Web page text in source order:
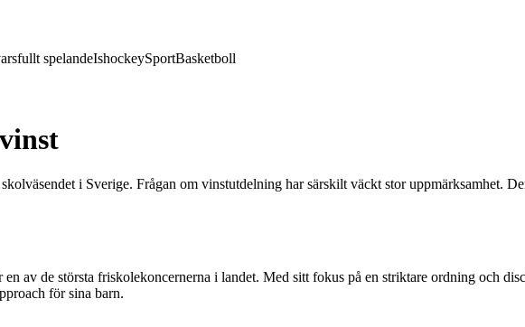
spelandeIshockeySportBasketboll
i Sverige. Frågan om vinstutdelning har särskilt väckt stor uppmärksamhet.
av de största friskolekoncernerna i landet. Med sitt fokus på en striktare ordning och
för sina barn.